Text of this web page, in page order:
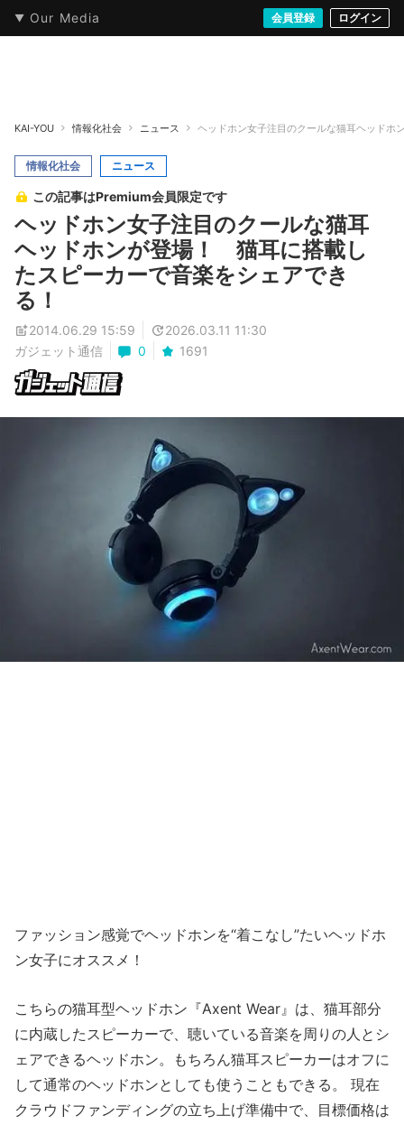
Our Media 会員登録 ログイン
本・文芸 情報化社会 音楽・映像 ゲームストリート
KAI-YOU 情報化社会 ニュース ヘッドホン女子注目のクールな猫耳ヘッド
情報化社会 ニュース
この記事はPremium会員限定です
ヘッドホン女子注目のクールな猫耳
ヘッドホンが登場！ 猫耳に搭載し
たスピーカーで音楽をシェアでき
る！
2014.06.29 15:59
2026.03.11 11:30
ガジェット通信
0 1691
ファッション感覚でヘッドホンを“着こなし”たいヘッドホ
ン女子にオススメ！
こちらの猫耳型ヘッドホン『Axent Wear』は、猫耳部分
に内蔵したスピーカーで、聴いている音楽を周りの人とシ
ェアできるヘッドホン。もちろん猫耳スピーカーはオフに
して通常のヘッドホンとしても使うこともできる。 現在
クラウドファンディングの立ち上げ準備中で、目標価格は